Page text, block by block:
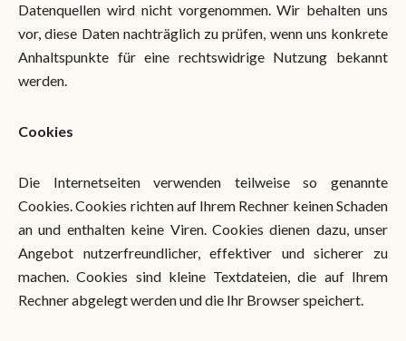
Datenquellen wird nicht vorgenommen. Wir behalten uns
vor, diese Daten nachträglich zu prüfen, wenn uns konkrete
Anhaltspunkte für eine rechtswidrige Nutzung bekannt
werden.
Cookies
Die Internetseiten verwenden teilweise so genannte
Cookies. Cookies richten auf Ihrem Rechner keinen Schaden
an und enthalten keine Viren. Cookies dienen dazu, unser
Angebot nutzerfreundlicher, effektiver und sicherer zu
machen. Cookies sind kleine Textdateien, die auf Ihrem
Rechner abgelegt werden und die Ihr Browser speichert.